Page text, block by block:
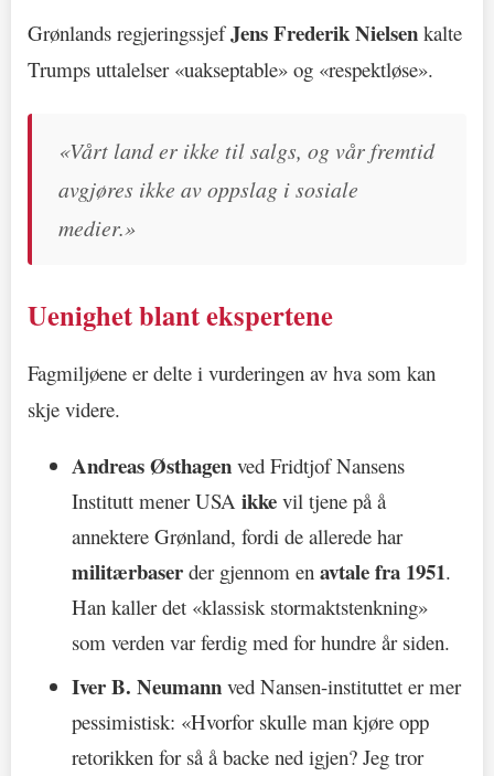
Grønlands regjeringssjefJens Frederik Nielsen kalte
Trumps uttalelser «uakseptable» og «respektløse».
«Vårt land er ikke til salgs, og vår fremtid
avgjøres ikke av oppslag i sosiale
medier.»
Uenighet blant ekspertene
Fagmiljøene er delte i vurderingen av hva som kan
skje videre.
Andreas Østhagen ved Fridtjof Nansens
Institutt mener USA ikke vil tjene på å
annektere Grønland, fordi de allerede har
militærbaser der gjennom en avtale fra 1951.
Han kaller det «klassisk stormaktstenkning»
som verden var ferdig med for hundre år siden.
Iver B. Neumann ved Nansen-instituttet er mer
pessimistisk: «Hvorfor skulle man kjøre opp
retorikken for så å backe ned igjen? Jeg tror